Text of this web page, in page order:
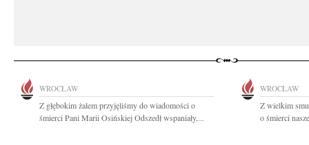
WROCŁAW
Z głębokim żalem przyjęliśmy do wiadomości o
śmierci Pani Marii Osińskiej Odszedł wspaniały,...
WROCŁAW
Z wielkim
o śmierci